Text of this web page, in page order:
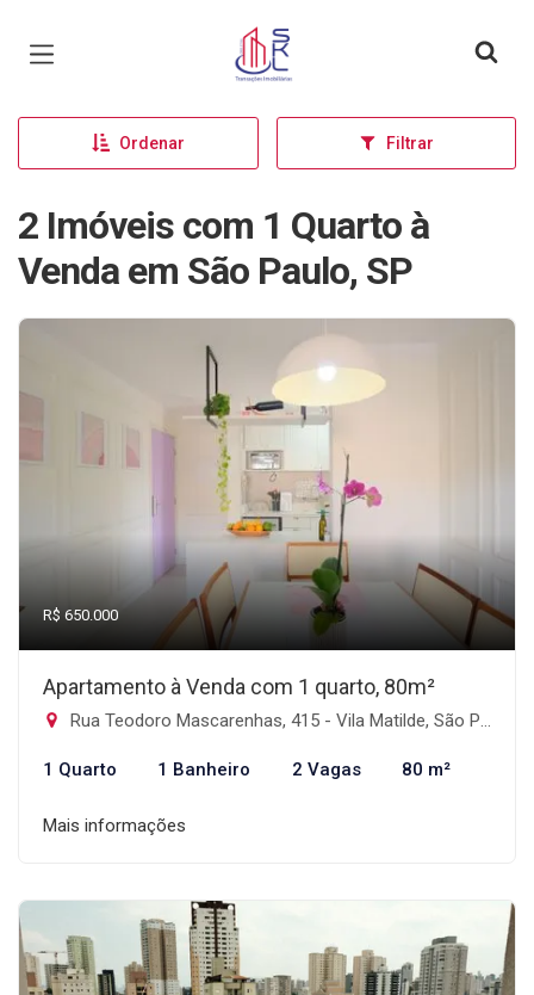
Página inicial
Ordenar Filtrar
2 Imóveis com 1 Quarto à
Venda em São Paulo, SP
R$ 650.000
Apartamento à Venda com 1 quarto, 80m²
Rua Teodoro Mascarenhas, 415 - Vila Matilde, São Paulo-SP
1 Quarto 1 Banheiro 2 Vagas 80 m²
Mais informações